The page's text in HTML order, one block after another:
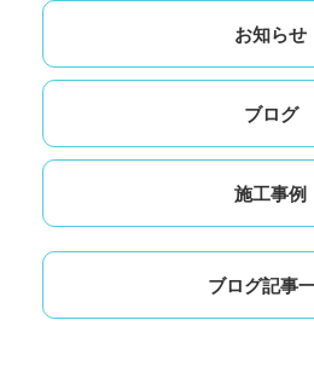
お知らせ
ブログ
施工事例
ブログ記事